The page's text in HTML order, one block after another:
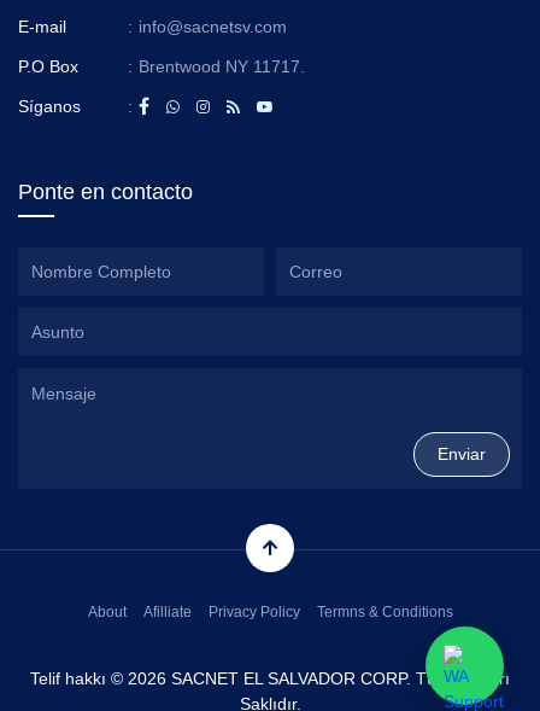
E-mail : info@sacnetsv.com
P.O Box : Brentwood NY 11717.
Síganos :
Ponte en contacto
Telif hakkı © 2026 SACNET EL SALVADOR CORP. Tüm Hakları
Saklıdır.
About Afilliate Privacy Policy Termns & Conditions